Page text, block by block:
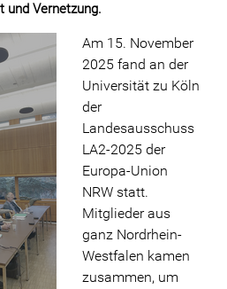
und Vernetzung.
Am 15. November
2025 fand an der
Universität zu Köln
der
Landesausschuss
LA2-2025 der
Europa-Union
NRW statt.
Mitglieder aus
ganz Nordrhein-
Westfalen kamen
zusammen, um